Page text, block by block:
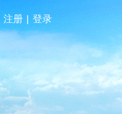
注册 | 登录